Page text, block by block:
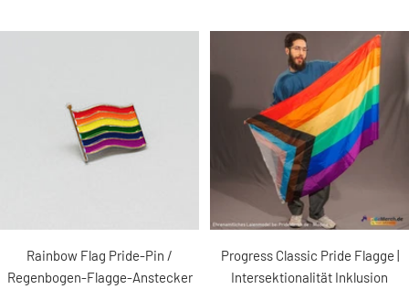
Rainbow Flag Pride-Pin /
Regenbogen-Flagge-Anstecker
Progress Classic Pride Flagge |
Intersektionalität Inklusion